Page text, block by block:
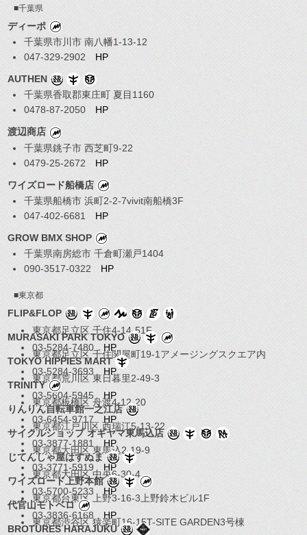
■千葉県
ディーポ
千葉県市川市 南八幡1-13-12
047-329-2902 HP
AUTHEN
千葉県香取郡東庄町 夏目1160
0478-87-2050 HP
渡辺商店
千葉県銚子市 西芝町9-22
0479-25-2672 HP
ワイズロード船橋店
千葉県船橋市 浜町2-2-7vivit南船橋3F
047-402-6681 HP
GROW BMX SHOP
千葉県南房総市 千倉町瀬戸1404
090-3517-0322 HP
■東京都
FLIP&FLOP
東京都足立区 千住4-14-51F
03-5284-7480 HP
MURASAKI PARK TOKYO
東京都足立区 千住関屋町19-1アメージングスクエア内
03-5284-3693 HP
TOKYO HIPPIES MART
東京都荒川区 東日暮里2-49-3
03-5604-5945 HP
TRINITY
東京都板橋区 舟渡4-12-20
03-6454-9717 HP
りんりん自転車館一之江店
東京都江戸川区 西瑞江5-13-22
03-3877-1881 HP
サイクルショップ オギヤマ東馬込店
東京都大田区 東馬込2-19-9
03-3771-5919 HP
じてんしゃ屋はすぬま
東京都大田区 中央6-30-4
03-5700-5233 HP
ワイズロード上野本館
東京都台東区 上野3-16-3上野鈴木ビル1F
03-3836-6168 HP
代官山モトベロ
東京都渋谷区 猿楽町16-15T-SITE GARDEN3号棟
BROTURES HARAJUKU